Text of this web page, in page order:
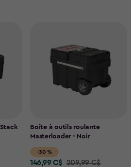
Boîte à outils roulante
Masterloader - Noir
-30 %
Price
146,99 C$ 209,99 C$